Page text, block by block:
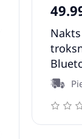
Zazu